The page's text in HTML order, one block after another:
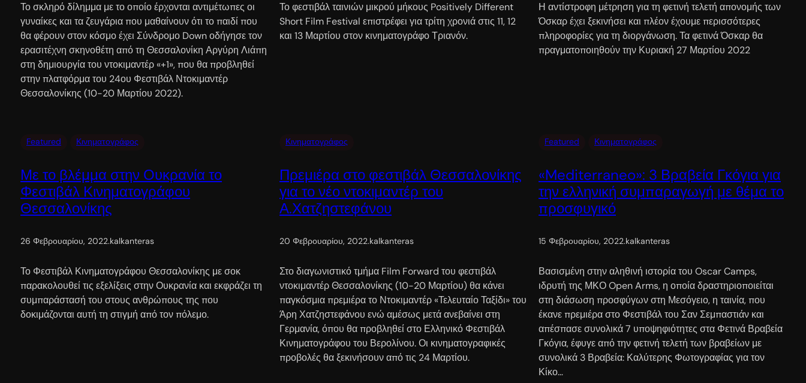
Το σκληρό δίλημμα με το οποίο έρχονται αντιμέτωπες οι
γυναίκες και τα ζευγάρια που μαθαίνουν ότι το παιδί που
θα φέρουν στον κόσμο έχει Σύνδρομο Down οδήγησε τον
ερασιτέχνη σκηνοθέτη από τη Θεσσαλονίκη Αργύρη Λιάπη
στη δημιουργία του ντοκιμαντέρ «+1», που θα προβληθεί
στην πλατφόρμα του 24ου Φεστιβάλ Ντοκιμαντέρ
Θεσσαλονίκης (10-20 Μαρτίου 2022).
Το φεστιβάλ ταινιών μικρού μήκους Positively Different
Short Film Festival επιστρέφει για τρίτη χρονιά στις 11, 12
και 13 Μαρτίου στον κινηματογράφο Τριανόν.
Η αντίστροφη μέτρηση για τη φετινή τελετή απονομής των
Όσκαρ έχει ξεκινήσει και πλέον έχουμε περισσότερες
πληροφορίες για τη διοργάνωση. Τα φετινά Όσκαρ θα
πραγματοποιηθούν την Κυριακή 27 Μαρτίου 2022
Featured Κινηματογράφος
Με το βλέμμα στην Ουκρανία το
Φεστιβάλ Κινηματογράφου
Θεσσαλονίκης
26 Φεβρουαρίου, 2022.kalkanteras
Το Φεστιβάλ Κινηματογράφου Θεσσαλονίκης με σοκ
παρακολουθεί τις εξελίξεις στην Ουκρανία και εκφράζει τη
συμπαράστασή του στους ανθρώπους της που
δοκιμάζονται αυτή τη στιγμή από τον πόλεμο.
Κινηματογράφος
Πρεμιέρα στο φεστιβάλ Θεσσαλονίκης
για το νέο ντοκιμαντέρ του
Α.Χατζηστεφάνου
20 Φεβρουαρίου, 2022.kalkanteras
Στο διαγωνιστικό τμήμα Film Forward του φεστιβάλ
ντοκιμαντέρ Θεσσαλονίκης (10-20 Μαρτίου) θα κάνει
παγκόσμια πρεμιέρα το Ντοκιμαντέρ «Τελευταίο Ταξίδι» του
Άρη Χατζηστεφάνου ενώ αμέσως μετά ανεβαίνει στη
Γερμανία, όπου θα προβληθεί στο Ελληνικό Φεστιβάλ
Κινηματογράφου του Βερολίνου. Οι κινηματογραφικές
προβολές θα ξεκινήσουν από τις 24 Μαρτίου.
Featured Κινηματογράφος
«Mediterraneo»: 3 Βραβεία Γκόγια για
την ελληνική συμπαραγωγή με θέμα το
προσφυγικό
15 Φεβρουαρίου, 2022.kalkanteras
Βασισμένη στην αληθινή ιστορία του Oscar Camps,
ιδρυτή της ΜΚΟ Open Arms, η οποία δραστηριοποιείται
στη διάσωση προσφύγων στη Μεσόγειο, η ταινία, που
έκανε πρεμιέρα στο Φεστιβάλ του Σαν Σεμπαστιάν και
απέσπασε συνολικά 7 υποψηφιότητες στα Φετινά Βραβεία
Γκόγια, έφυγε από την φετινή τελετή των βραβείων με
συνολικά 3 Βραβεία: Καλύτερης Φωτογραφίας για τον
Κίκο…